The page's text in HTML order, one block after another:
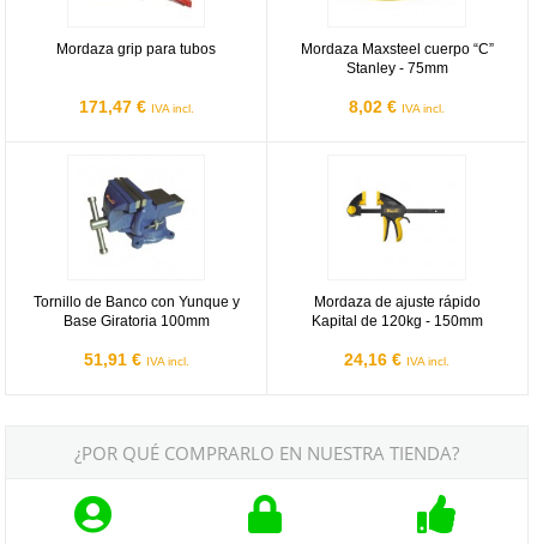
Mordaza grip para tubos
171,47 € IVA incl.
Mordaza Maxsteel cuerpo “C”
Stanley - 75mm
8,02 € IVA incl.
Tornillo de Banco con Yunque y
Base Giratoria 100mm
51,91 € IVA incl.
Mordaza de ajuste rápido
Kapital de 120kg - 150mm
24,16 € IVA incl.
¿POR QUÉ COMPRARLO EN NUESTRA TIENDA?